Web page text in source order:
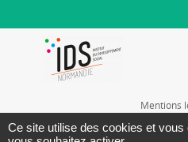
Mentions
Plan du
Ce site utilise des cookies et